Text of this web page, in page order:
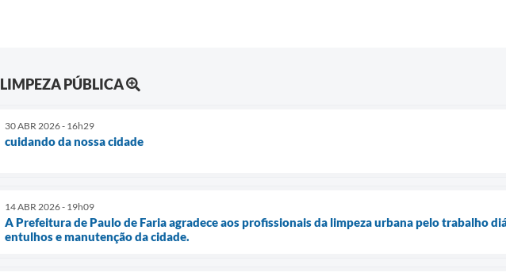
LIMPEZA PÚBLICA
30 ABR 2026 - 16h29
cuidando da nossa cidade
14 ABR 2026 - 19h09
A Prefeitura de Paulo de Faria agradece aos profissionais da limpeza urbana pelo trabalho
entulhos e manutenção da cidade.